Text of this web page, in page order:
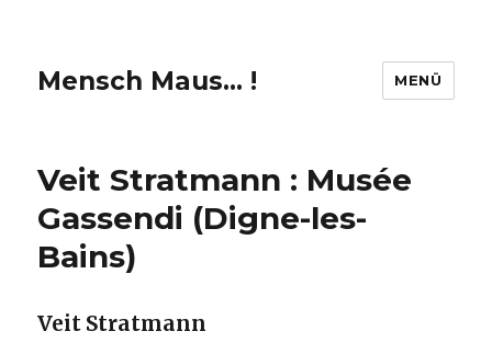
Mensch Maus… ! MENÜ
Veit Stratmann : Musée
Gassendi (Digne-les-
Bains)
Veit Stratmann